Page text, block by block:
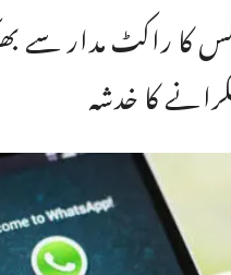
کا راکٹ مدار سے
کا خدشہ